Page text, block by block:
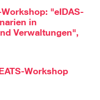
"eIDAS-
in
Verwaltungen",
Workshop